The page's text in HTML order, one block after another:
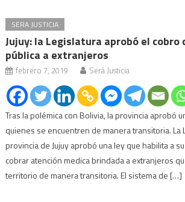
SERA JUSTICIA
Jujuy: la Legislatura aprobó el cobro
pública a extranjeros
febrero 7, 2019 Será Justicia
Tras la polémica con Bolivia, la provincia aprobó
quienes se encuentren de manera transitoria. La
provincia de Jujuy aprobó una ley que habilita a
cobrar atención medica brindada a extranjeros
territorio de manera transitoria. El sistema de […]